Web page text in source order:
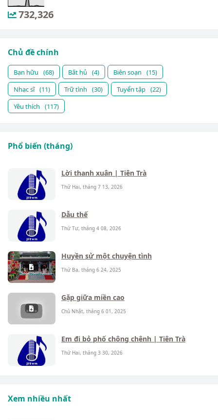
732,326
Chủ đề chính
Bạn hữu (68) Bất hủ (4) Biên soạn
(15)
Nhạc sĩ (11) Trữ tình (30) Tuyển tập (22)
Yêu thích
(117)
Phổ biến (tháng)
Lời thanh xuân | Tiên Trà
Thứ Hai, tháng 7 13, 2026
Dẫu thế
Thứ Tư, tháng 4 08, 2026
Huyền sử một chuyện tình
Thứ Ba, tháng 6 24, 2025
Gặp giữa miền cao
Chủ Nhật, tháng 6 01, 2025
Em đi bỏ phố chông chênh | Tiên Trà
Thứ Hai, tháng 3 30, 2026
Xem nhiều nhất